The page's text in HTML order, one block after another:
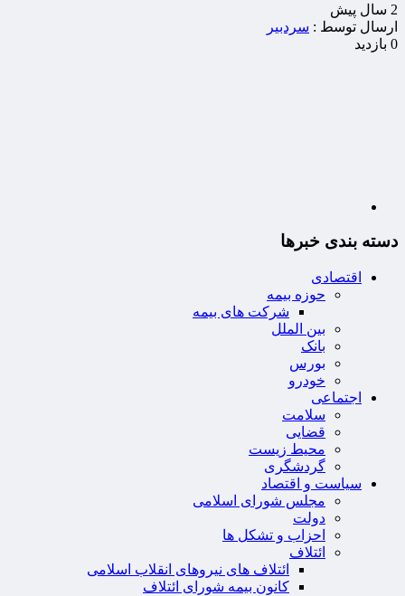
2 سال پيش
ارسال توسط : سردبیر
0 بازدید
دسته بندی خبرها
اقتصادی
حوزه بیمه
شرکت های بیمه
بین الملل
بانک
بورس
خودرو
اجتماعی
سلامت
قضایی
محیط زیست
گردشگری
سیاست و اقتصاد
مجلس شورای اسلامی
دولت
احزاب و تشکل ها
ائتلاف
ائتلاف های نیروهای انقلاب اسلامی
کانون بیمه شورای ائتلاف